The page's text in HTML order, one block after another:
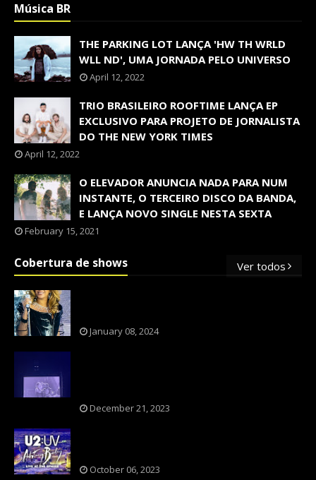
Música BR
THE PARKING LOT LANÇA 'HW TH WRLD
WLL ND', UMA JORNADA PELO UNIVERSO
April 12, 2022
TRIO BRASILEIRO ROOFTIME LANÇA EP
EXCLUSIVO PARA PROJETO DE JORNALISTA
DO THE NEW YORK TIMES
April 12, 2022
O ELEVADOR ANUNCIA NADA PARA NUM
INSTANTE, O TERCEIRO DISCO DA BANDA,
E LANÇA NOVO SINGLE NESTA SEXTA
February 15, 2021
Cobertura de shows Ver todos
January 08, 2024
December 21, 2023
October 06, 2023